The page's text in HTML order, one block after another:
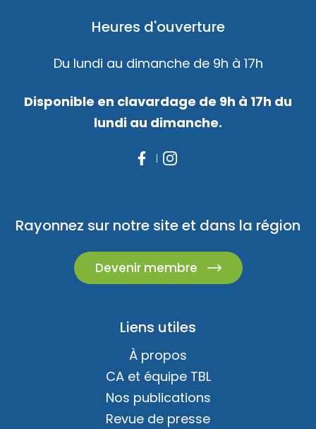
Heures d'ouverture
Du lundi au dimanche de 9h à 17h
Disponible en clavardage de 9h à 17h du
lundi au dimanche.
Rayonnez sur notre site et dans la région
Devenir membre
Liens utiles
À propos
CA et équipe TBL
Nos publications
Revue de presse